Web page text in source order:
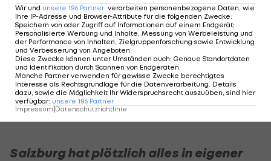
"Als Trainer braucht man eine gewisse Zeit, um die
Mechanismen und die Abläufe der Spieler
kennenzulernen, ein gutes Gefühl für die Gruppe
zu haben", so der Jungtrainer.
Seine Erkenntnis nach rund zwei Monaten im Amt:
"Es gibt ein paar Spieler, die am Platz stehen
müssen, damit wir stabile Leistungen zeigen."
Salzburg hat plötzlich alles in eigener
Wir und unsere 186 Partner verarbeiten personenbezogene Daten, wie
Ihre IP-Adresse und Browser-Attribute für die folgenden Zwecke:
Speichern von oder Zugriff auf Informationen auf einem Endgerät;
Personalisierte Werbung und Inhalte, Messung von Werbeleistung und
der Performance von Inhalten, Zielgruppenforschung sowie Entwicklung
und Verbesserung von Angeboten
Diese Zwecke können unter Umständen auch: Genaue Standortdaten
und Identifikation durch Scannen von Endgeräten
Manche Partner verwenden für gewisse Zwecke berechtigtes
Interesse als Rechtsgrundlage für die Datenverarbeitung. Details
dazu, sowie die Möglichkeit Ihr Widerspruchsrecht auszuüben, sind hier
verfügbar: unsere 186 Partner
Impressum|Datenschutzrichtlinie